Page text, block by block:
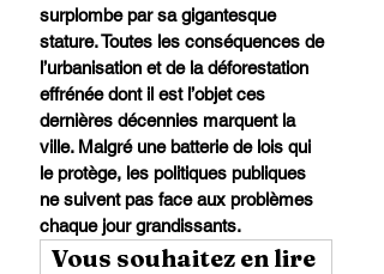
surplombe par sa gigantesque
stature. Toutes les conséquences de
l’urbanisation et de la déforestation
effrénée dont il est l’objet ces
dernières décennies marquent la
ville. Malgré une batterie de lois qui
le protège, les politiques publiques
ne suivent pas face aux problèmes
chaque jour grandissants.
Vous souhaitez en lire